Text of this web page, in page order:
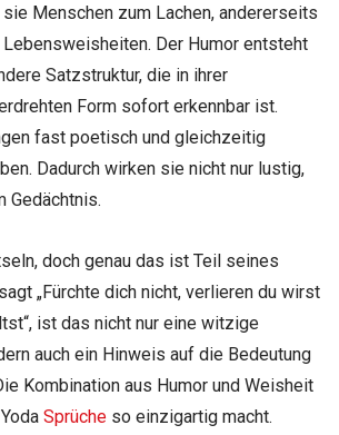
Menschen zum Lachen, andererseits
Der Humor entsteht
Satzstruktur, die in ihrer
Form sofort erkennbar ist.
fast poetisch und gleichzeitig
Dadurch wirken sie nicht nur lustig,
Gedächtnis.
doch genau das ist Teil seines
„Fürchte dich nicht, verlieren du wirst
ist das nicht nur eine witzige
auch ein Hinweis auf die Bedeutung
Kombination aus Humor und Weisheit
Sprüche so einzigartig macht.